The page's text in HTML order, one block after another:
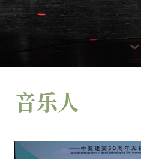
音乐人